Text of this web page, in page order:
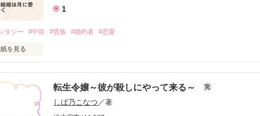
はずだったのに、どうして？
私のどん底人生、転生しても変わらないってどういう事？
作品を読む
、満足感、達成感？
、きっとどれでもない。
胸を張って笑うだろう。
ならそれは、誰も気づく事のないやり方なのだから。
人物に名前はありません。
1
タジー #中世 #貴族 #婚約者 #恋愛
を見る
別の想い人がいても、それでも互いを大切に思う気持ちに嘘はない。
日の満月の夜、
者の部屋から戻ったカークスは不思議な夢を見る。
転生令嬢～彼が殺しにやって来る～ 完
しば乃こなつ／著